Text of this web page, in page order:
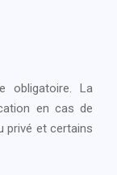
obligatoire. La
en cas de
privé et certains